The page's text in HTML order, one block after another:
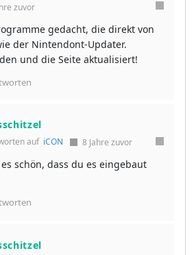
zuvor
gedacht, die direkt von
der Nintendont-Updater.
und die Seite aktualisiert!
auf iCON 8 Jahre zuvor
schön, dass du es eingebaut